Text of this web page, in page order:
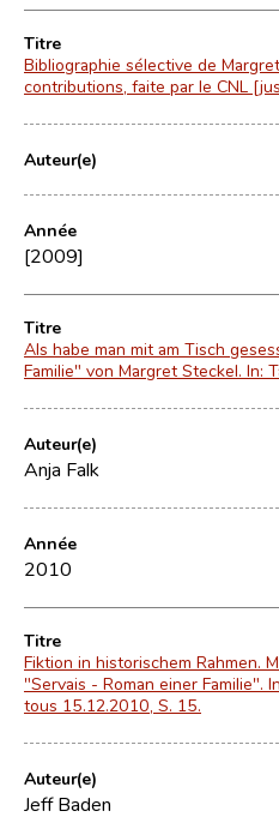
Titre
Bibliographie sélective de
contributions, faite par le CNL
Auteur(e)
Année
[2009]
Titre
Als habe man mit am Tisch
Familie" von Margret Steckel. In:
Auteur(e)
Anja Falk
Année
2010
Titre
Fiktion in historischem Rahmen.
"Servais - Roman einer Familie".
tous 15.12.2010, S. 15.
Auteur(e)
Jeff Baden